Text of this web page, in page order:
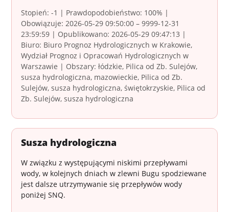
Stopień: -1 | Prawdopodobieństwo: 100% |
Obowiązuje: 2026-05-29 09:50:00 – 9999-12-31
23:59:59 | Opublikowano: 2026-05-29 09:47:13 |
Biuro: Biuro Prognoz Hydrologicznych w Krakowie,
Wydział Prognoz i Opracowań Hydrologicznych w
Warszawie | Obszary: łódzkie, Pilica od Zb. Sulejów,
susza hydrologiczna, mazowieckie, Pilica od Zb.
Sulejów, susza hydrologiczna, świętokrzyskie, Pilica od
Zb. Sulejów, susza hydrologiczna
Susza hydrologiczna
W związku z występującymi niskimi przepływami
wody, w kolejnych dniach w zlewni Bugu spodziewane
jest dalsze utrzymywanie się przepływów wody
poniżej SNQ.